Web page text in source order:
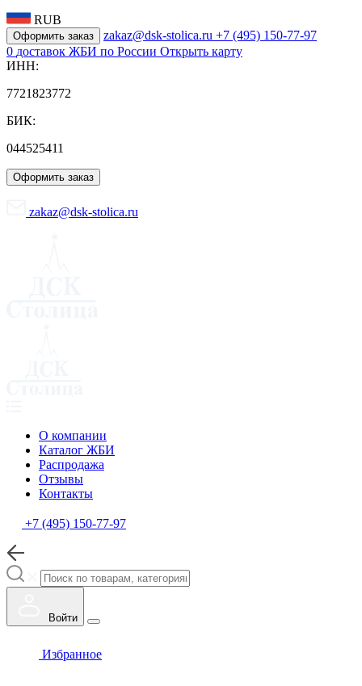
RUB
Оформить заказ zakaz@dsk-stolica.ru +7 (495) 150-77-97
0 доставок ЖБИ по России Открыть карту
ИНН:
7721823772
БИК:
044525411
Оформить заказ
zakaz@dsk-stolica.ru
О компании
Каталог ЖБИ
Распродажа
Отзывы
Контакты
+7 (495) 150-77-97
Войти
Избранное